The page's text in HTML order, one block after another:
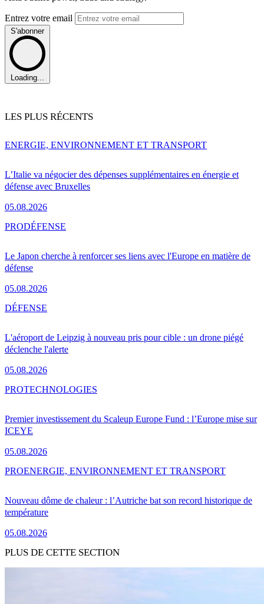
Entrez votre email
S'abonner
Loading...
LES PLUS RÉCENTS
L’Italie va négocier des dépenses supplémentaires en énergie et
défense avec Bruxelles
05.08.2026
ENERGIE, ENVIRONNEMENT ET TRANSPORT
Le Japon cherche à renforcer ses liens avec l'Europe en matière de
défense
05.08.2026
PRODÉFENSE
L'aéroport de Leipzig à nouveau pris pour cible : un drone piégé
déclenche l'alerte
05.08.2026
DÉFENSE
Premier investissement du Scaleup Europe Fund : l’Europe mise sur
ICEYE
05.08.2026
PROTECHNOLOGIES
Nouveau dôme de chaleur : l’Autriche bat son record historique de
température
05.08.2026
PROENERGIE, ENVIRONNEMENT ET TRANSPORT
PLUS DE CETTE SECTION